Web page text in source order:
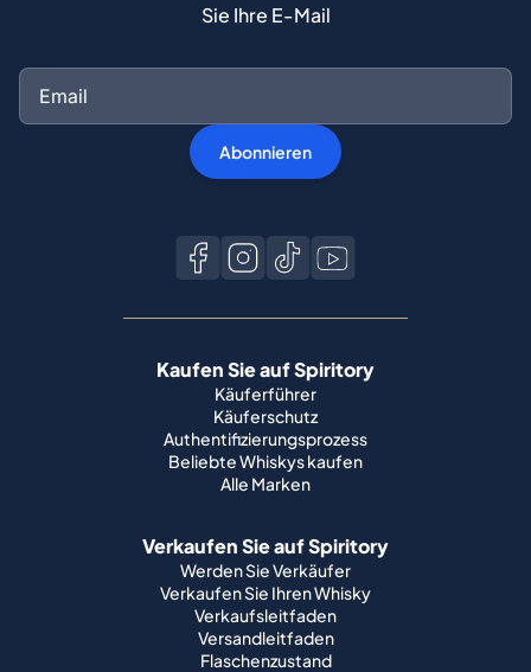
Sie Ihre E-Mail
Abonnieren
Kaufen Sie auf Spiritory
Käuferführer
Käuferschutz
Authentifizierungsprozess
Beliebte Whiskys kaufen
Alle Marken
Verkaufen Sie auf Spiritory
Werden Sie Verkäufer
Verkaufen Sie Ihren Whisky
Verkaufsleitfaden
Versandleitfaden
Flaschenzustand